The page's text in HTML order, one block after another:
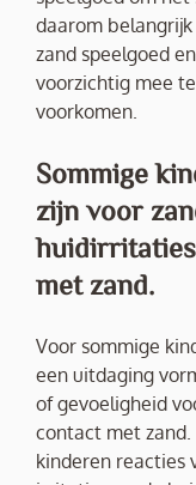
daarom
zand speelgoed
voorzichtig mee
voorkomen.
Sommige
zijn voor
met zand.
Voor sommige
een uitdaging
of gevoeligheid
contact met
kinderen reacties